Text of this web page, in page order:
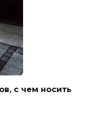
с чем носить